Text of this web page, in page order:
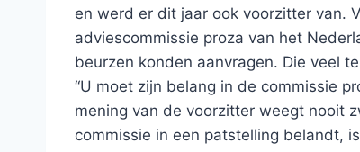
en werd er dit jaar ook voorzitter van.
adviescommissie proza van het
beurzen konden aanvragen. Die veel
“U moet zijn belang in de commissie
mening van de voorzitter weegt nooit
commissie in een patstelling belandt,